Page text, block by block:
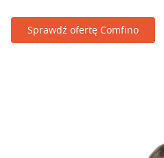
Sprawdź ofertę Comfino